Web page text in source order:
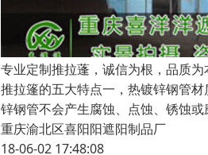
专业定制推拉蓬，诚信为根，品质为
推拉篷的五大特点一，热镀锌钢管
锌钢管不会产生腐蚀、点蚀、锈蚀
重庆渝北区喜阳阳遮阳制品厂
18-06-02 17:48:08